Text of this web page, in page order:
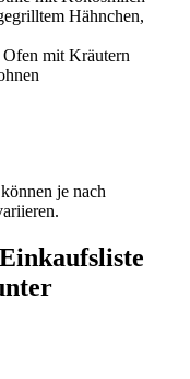
Hähnchen,
mit Kräutern
je nach